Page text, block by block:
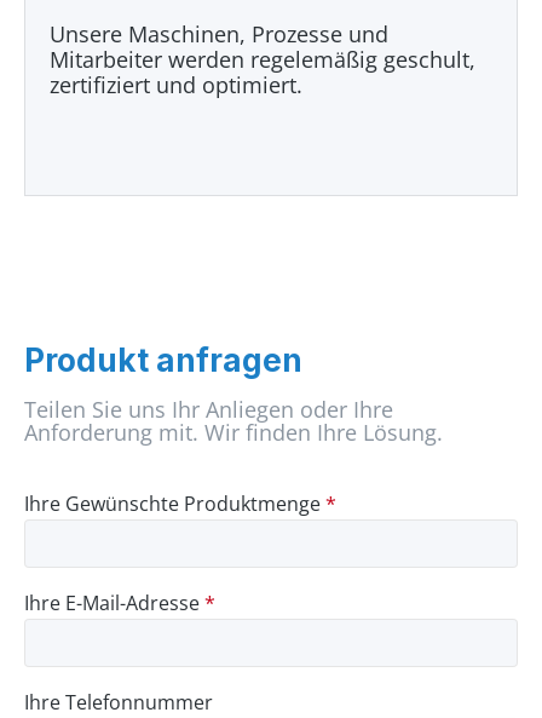
Unsere Maschinen, Prozesse und
Mitarbeiter werden regelemäßig geschult,
zertifiziert und optimiert.
Produkt anfragen
Teilen Sie uns Ihr Anliegen oder Ihre
Anforderung mit. Wir finden Ihre Lösung.
Ihre Gewünschte Produktmenge*
Ihre E-Mail-Adresse*
Ihre Telefonnummer